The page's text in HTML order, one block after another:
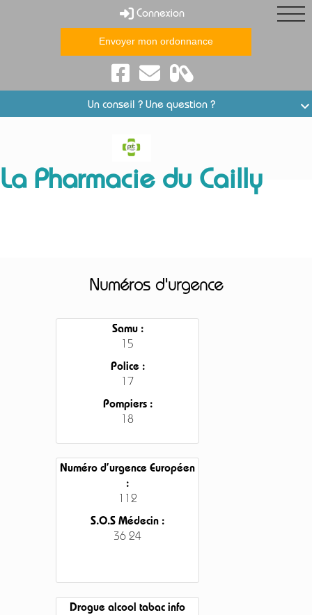
Connexion
Envoyer mon ordonnance
Un conseil ? Une question ?
La Pharmacie du Cailly
Conseils santé
Numéros d'urgence
Samu :
15
Police :
17
Pompiers :
18
Numéro d’urgence Européen
:
112
S.O.S Médecin :
36 24
Drogue alcool tabac info